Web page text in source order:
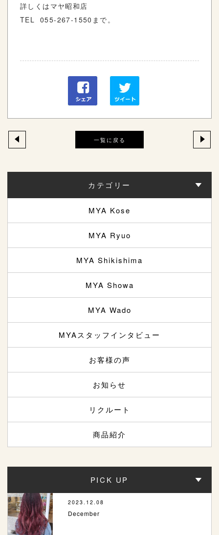
詳しくはマヤ昭和店
TEL 055-267-1550まで。
一覧に戻る
カテゴリー
MYA Kose
MYA Ryuo
MYA Shikishima
MYA Showa
MYA Wado
MYAスタッフインタビュー
お客様の声
お知らせ
リクルート
商品紹介
PICK UP
2023.12.08
December